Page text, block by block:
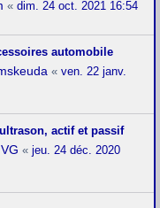
« dim. 24 oct. 2021 16:54
automobile
« ven. 22 janv.
ultrason, actif et passif
« jeu. 24 déc. 2020